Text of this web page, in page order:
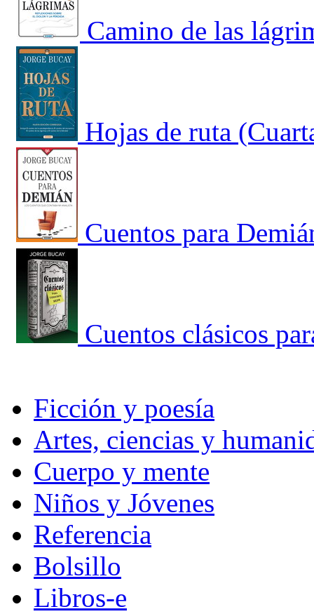
Camino de las
Hojas de ruta
Cuentos para
Cuentos clásicos
Ficción y poesía
Artes, ciencias y
Cuerpo y mente
Niños y Jóvenes
Referencia
Bolsillo
Libros-e